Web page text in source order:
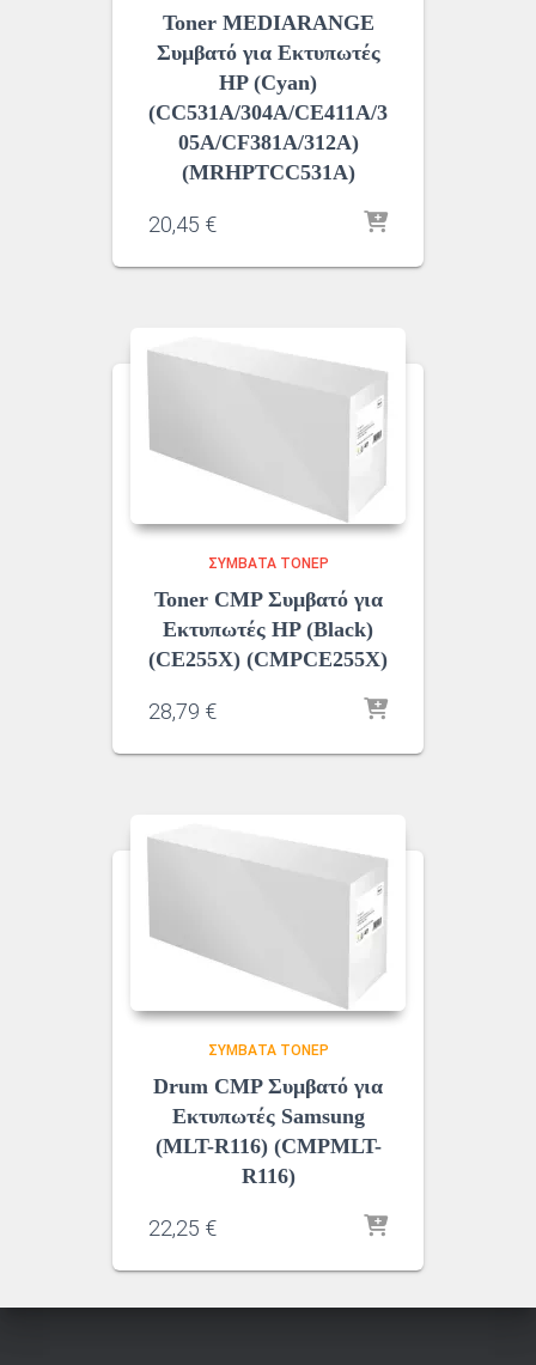
Toner MEDIARANGE
Συμβατό για Εκτυπωτές
HP (Cyan)
(CC531A/304A/CE411A/3
05A/CF381A/312A)
(MRHPTCC531A)
20,45 €
ΣΥΜΒΑΤΆ ΤΌΝΕΡ
Toner CMP Συμβατό για
Εκτυπωτές HP (Black)
(CE255X) (CMPCE255X)
28,79 €
ΣΥΜΒΑΤΆ ΤΌΝΕΡ
Drum CMP Συμβατό για
Εκτυπωτές Samsung
(MLT-R116) (CMPMLT-
R116)
22,25 €